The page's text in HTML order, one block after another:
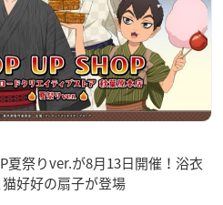
夏祭りver.が8月13日開催！浴衣
好好の扇子が登場